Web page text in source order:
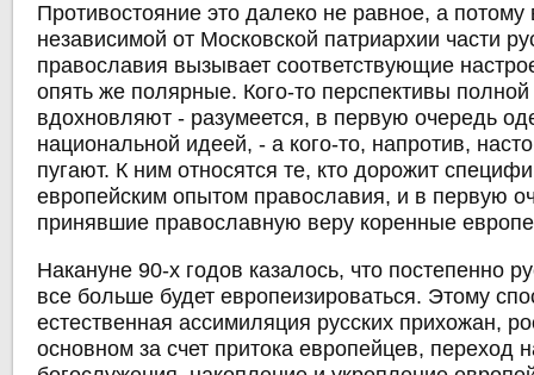
Противостояние это далеко не равное, а потому
независимой от Московской патриархии части
православия вызывает соответствующие
опять же полярные. Кого-то перспективы полной
вдохновляют - разумеется, в первую очередь
национальной идеей, - а кого-то, напротив,
пугают. К ним относятся те, кто дорожит
европейским опытом православия, и в первую
принявшие православную веру коренные
Накануне 90-х годов казалось, что постепенно
все больше будет европеизироваться. Этому
естественная ассимиляция русских прихожан,
основном за счет притока европейцев, переход